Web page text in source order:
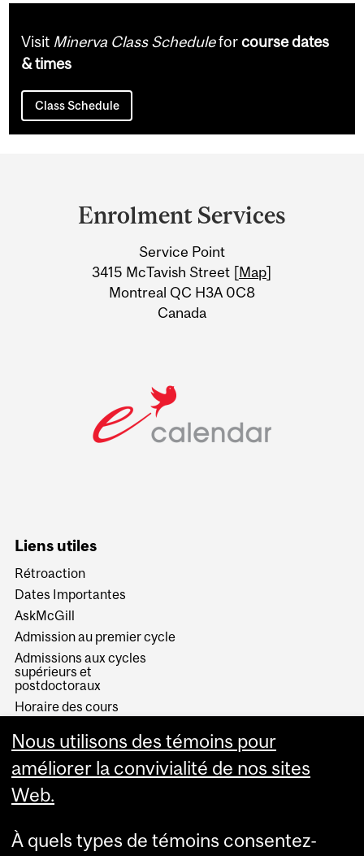
Visit Minerva Class Scheduleforcourse dates
& times
Class Schedule
Information
Enrolment Services
Service Point
3415 McTavish Street [Map]
Montreal QC H3A 0C8
Canada
Liens utiles
Rétroaction
Dates Importantes
AskMcGill
Admission au premier cycle
Admissions aux cycles
supérieurs et
postdoctoraux
Horaire des cours
Services aux étudiants
Nous utilisons des témoins pour
améliorer la convivialité de nos sites
Web.
À quels types de témoins consentez-